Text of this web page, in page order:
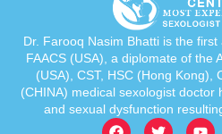
Dr. Farooq Nasim Bhatti is the first
FAACS (USA), a diplomate of the
(USA), CST, HSC (Hong Kong),
(CHINA) medical sexologist doctor
and sexual dysfunction